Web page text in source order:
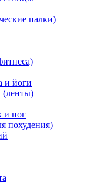
палки)
и йоги
(ленты)
и ног
похудения)